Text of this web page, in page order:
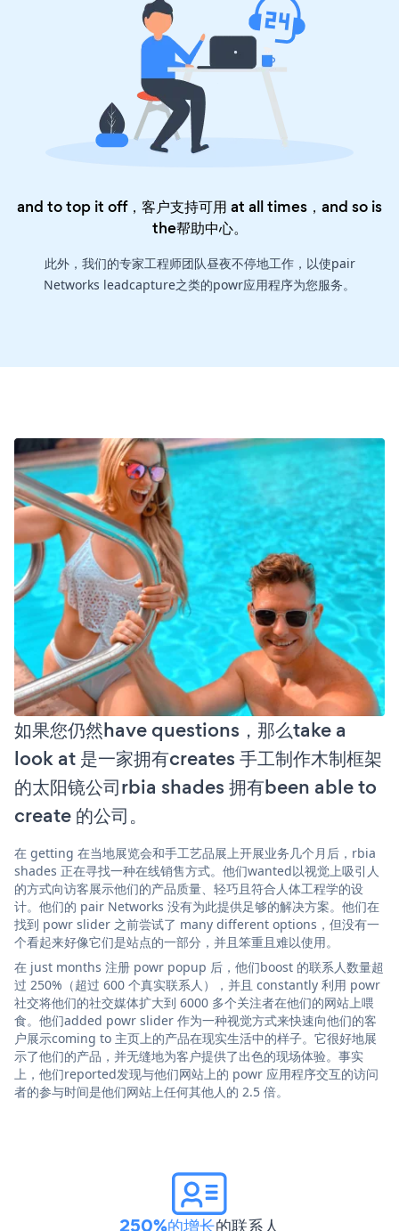
and to top it off，客户支持可用 at all times，and so is
the帮助中心。
此外，我们的专家工程师团队昼夜不停地工作，以使pair
Networks leadcapture之类的powr应用程序为您服务。
如果您仍然have questions，那么take a
look at 是一家拥有creates 手工制作木制框架
的太阳镜公司rbia shades 拥有been able to
create 的公司。
在 getting 在当地展览会和手工艺品展上开展业务几个月后，rbia
shades 正在寻找一种在线销售方式。他们wanted以视觉上吸引人
的方式向访客展示他们的产品质量、轻巧且符合人体工程学的设
计。他们的 pair Networks 没有为此提供足够的解决方案。他们在
找到 powr slider 之前尝试了 many different options，但没有一
个看起来好像它们是站点的一部分，并且笨重且难以使用。
在 just months 注册 powr popup 后，他们boost 的联系人数量超
过 250%（超过 600 个真实联系人），并且 constantly 利用 powr
社交将他们的社交媒体扩大到 6000 多个关注者在他们的网站上喂
食。他们added powr slider 作为一种视觉方式来快速向他们的客
户展示coming to 主页上的产品在现实生活中的样子。它很好地展
示了他们的产品，并无缝地为客户提供了出色的现场体验。事实
上，他们reported发现与他们网站上的 powr 应用程序交互的访问
者的参与时间是他们网站上任何其他人的 2.5 倍。
250%的增长的联系人